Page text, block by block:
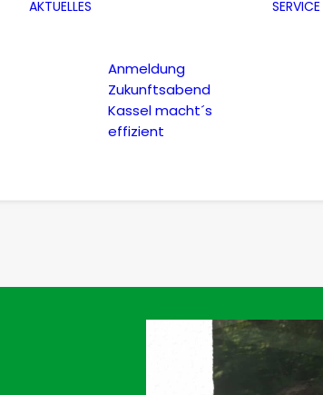
AKTUELLES
Anmeldung
Zukunftsabend
Kassel macht´s
effizient
SERVICE